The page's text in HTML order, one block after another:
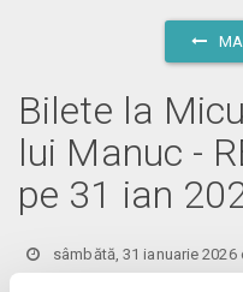
Bilete la
lui Manuc -
pe 31 ian
sâmbătă, 31 ianuarie 2026